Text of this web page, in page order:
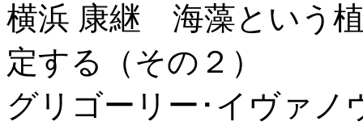
横浜 康継 海藻という
定する（その２）
グリゴーリー･イヴァ